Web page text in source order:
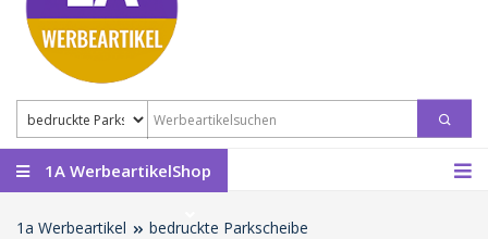
1A WerbeartikelShop
1a Werbeartikel bedruckte Parkscheibe